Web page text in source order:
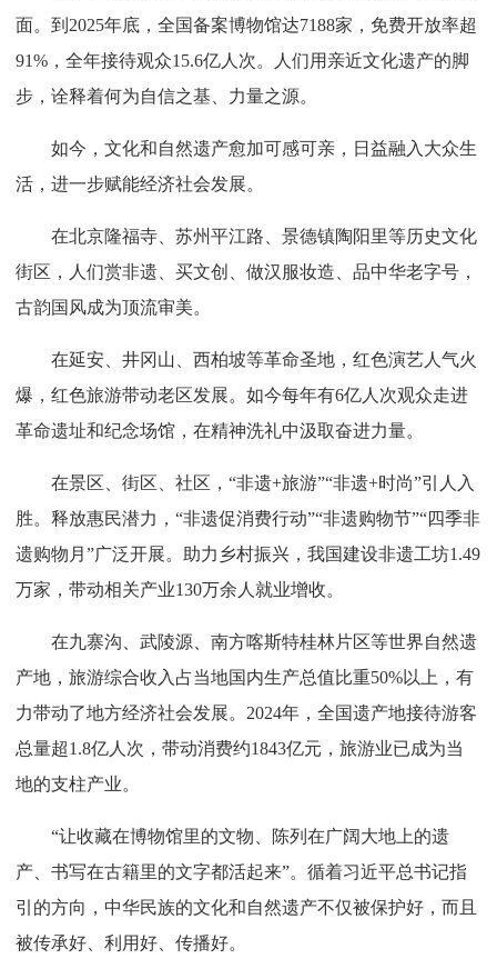
面。到2025年底，全国备案博物馆达7188家，免费开放率超
91%，全年接待观众15.6亿人次。人们用亲近文化遗产的脚
步，诠释着何为自信之基、力量之源。
如今，文化和自然遗产愈加可感可亲，日益融入大众生
活，进一步赋能经济社会发展。
在北京隆福寺、苏州平江路、景德镇陶阳里等历史文化
街区，人们赏非遗、买文创、做汉服妆造、品中华老字号，
古韵国风成为顶流审美。
在延安、井冈山、西柏坡等革命圣地，红色演艺人气火
爆，红色旅游带动老区发展。如今每年有6亿人次观众走进
革命遗址和纪念场馆，在精神洗礼中汲取奋进力量。
在景区、街区、社区，“非遗+旅游”“非遗+时尚”引人入
胜。释放惠民潜力，“非遗促消费行动”“非遗购物节”“四季非
遗购物月”广泛开展。助力乡村振兴，我国建设非遗工坊1.49
万家，带动相关产业130万余人就业增收。
在九寨沟、武陵源、南方喀斯特桂林片区等世界自然遗
产地，旅游综合收入占当地国内生产总值比重50%以上，有
力带动了地方经济社会发展。2024年，全国遗产地接待游客
总量超1.8亿人次，带动消费约1843亿元，旅游业已成为当
地的支柱产业。
“让收藏在博物馆里的文物、陈列在广阔大地上的遗
产、书写在古籍里的文字都活起来”。循着习近平总书记指
引的方向，中华民族的文化和自然遗产不仅被保护好，而且
被传承好、利用好、传播好。